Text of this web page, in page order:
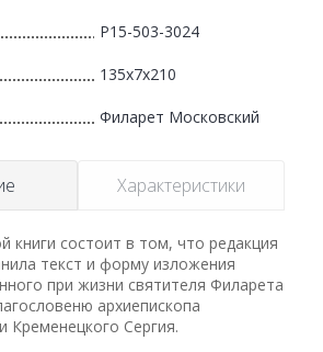
Р15-503-3024
135x7x210
Филарет Московский
Характеристики
книги состоит в том, что редакция
текст и форму изложения
при жизни святителя Филарета
архиепископа
Кременецкого Сергия.